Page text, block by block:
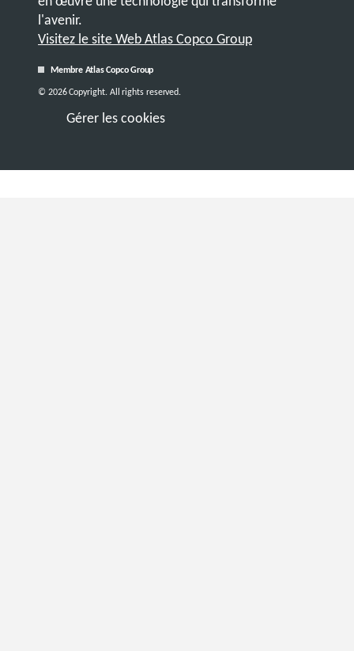
l'avenir.
Visitez le site Web Atlas Copco Group
Membre Atlas Copco Group
Gérer les cookies
© 2026 Copyright. All rights reserved.